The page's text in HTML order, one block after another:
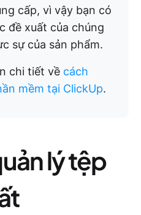
cấp, vì vậy bạn có
đề xuất của chúng
sự của sản phẩm.
chi tiết về cách
mềm tại ClickUp.
lý tệp